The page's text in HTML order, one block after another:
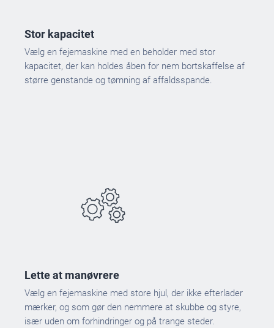
Stor kapacitet
Vælg en fejemaskine med en beholder med stor
kapacitet, der kan holdes åben for nem bortskaffelse af
større genstande og tømning af affaldsspande.
Lette at manøvrere
Vælg en fejemaskine med store hjul, der ikke efterlader
mærker, og som gør den nemmere at skubbe og styre,
især uden om forhindringer og på trange steder.